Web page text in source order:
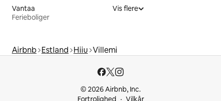
Vantaa
Ferieboliger
Vis flere
Airbnb Estland Hiiu Villemi
© 2026 Airbnb, Inc.
Fortrolighed
Vilkår